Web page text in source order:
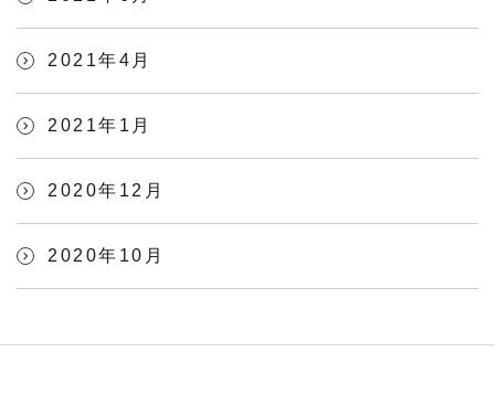
2021年4月
2021年1月
2020年12月
2020年10月